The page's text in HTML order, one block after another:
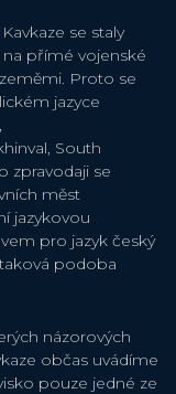
se staly
přímé vojenské
Proto se
jazyce
South
zpravodaji se
měst
jazykovou
pro jazyk český
podoba
názorových
občas uvádíme
pouze jedné ze